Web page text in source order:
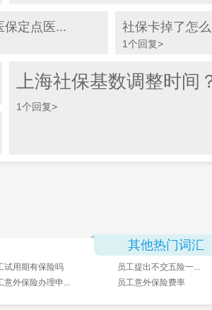
保定点医... 社保卡掉了怎么
1个回复>
上海社保基数调整时间
1个回复>
其他热门词汇
试用期有保险吗 员工提出不交五险一...
意外保险办理申... 员工意外保险费率